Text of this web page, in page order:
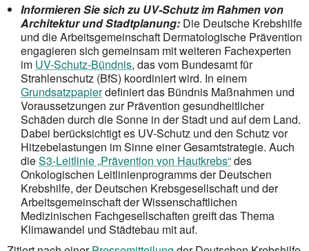
Informieren Sie sich zu UV-Schutz im Rahmen von
Architektur und Stadtplanung: Die Deutsche Krebshilfe
und die Arbeitsgemeinschaft Dermatologische Prävention
engagieren sich gemeinsam mit weiteren Fachexperten
im UV-Schutz-Bündnis, das vom Bundesamt für
Strahlenschutz (BfS) koordiniert wird. In einem
Grundsatzpapierdefiniert das Bündnis Maßnahmen und
Voraus­setzungen zur Prävention gesundheitlicher
Schäden durch die Sonne in der Stadt und auf dem Land.
Dabei berücksichtigt es UV-Schutz und den Schutz vor
Hitzebelastungen im Sinne einer Gesamtstrategie. Auch
dieS3-Leitlinie „Prävention von Hautkrebs“des
Onkologischen Leitlinienprogramms der Deutschen
Krebshilfe, der Deutschen Krebsgesellschaft und der
Arbeitsgemeinschaft der Wissen­schaftlichen
Medizinischen Fachgesellschaften greift das Thema
Klimawandel und Städtebau mit auf.